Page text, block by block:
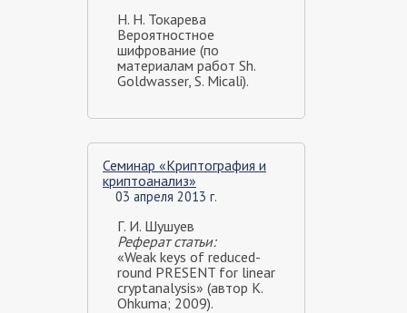
Н. Н. Токарева
Вероятностное
шифрование (по
материалам работ Sh.
Goldwasser, S. Micali).
Семинар «Криптография и
криптоанализ»
03 апреля 2013 г.
Г. И. Шушуев
Реферат статьи:
«Weak keys of reduced-
round PRESENT for linear
cryptanalysis» (автор K.
Ohkuma; 2009).